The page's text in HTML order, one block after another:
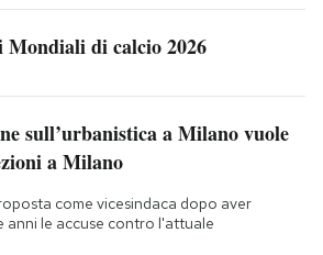
di calcio 2026
sull’urbanistica a Milano vuole
a Milano
come vicesindaca dopo aver
le accuse contro l'attuale